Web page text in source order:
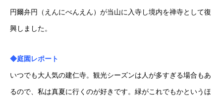
円爾弁円（えんにべんえん）が当山に入寺し境内を禅寺として復
興しました。
◆庭園レポート
いつでも大人気の建仁寺。観光シーズンは人が多すぎる場合もあ
るので、私は真夏に行くのが好きです。緑がこれでもかというほ